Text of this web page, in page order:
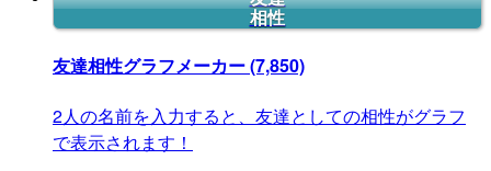
相性
友達相性グラフメーカー(7,850)
2人の名前を入力すると、友達としての相性がグラフ
で表示されます！